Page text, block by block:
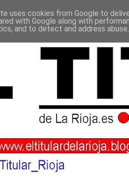
uses cookies from Google to
with Google along with
and to detect and address abuse.